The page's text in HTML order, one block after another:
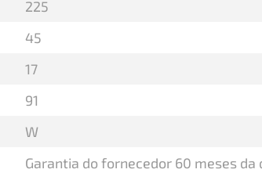
225
45
17
91
W
Garantia do fornecedor 60 meses da